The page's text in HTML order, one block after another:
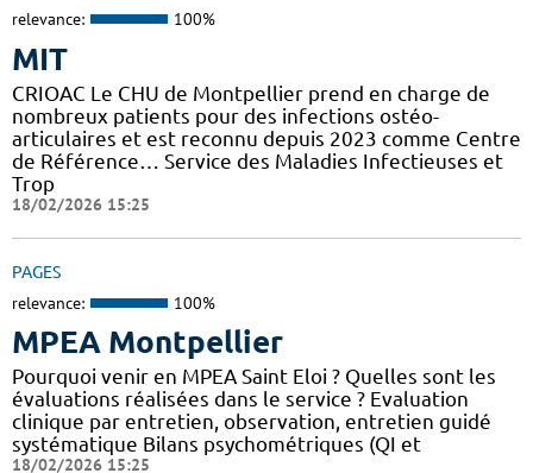
relevance: 100%
MIT
CRIOAC Le CHU de Montpellier prend en charge de
nombreux patients pour des infections ostéo-
articulaires et est reconnu depuis 2023 comme Centre
de Référence… Service des Maladies Infectieuses et
Trop
18/02/2026 15:25
PAGES
relevance: 100%
MPEA Montpellier
Pourquoi venir en MPEA Saint Eloi ? Quelles sont les
évaluations réalisées dans le service ? Evaluation
clinique par entretien, observation, entretien guidé
systématique Bilans psychométriques (QI et
18/02/2026 15:25